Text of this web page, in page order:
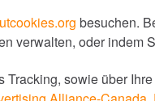
besuchen.
verwalten, oder indem
sowie über